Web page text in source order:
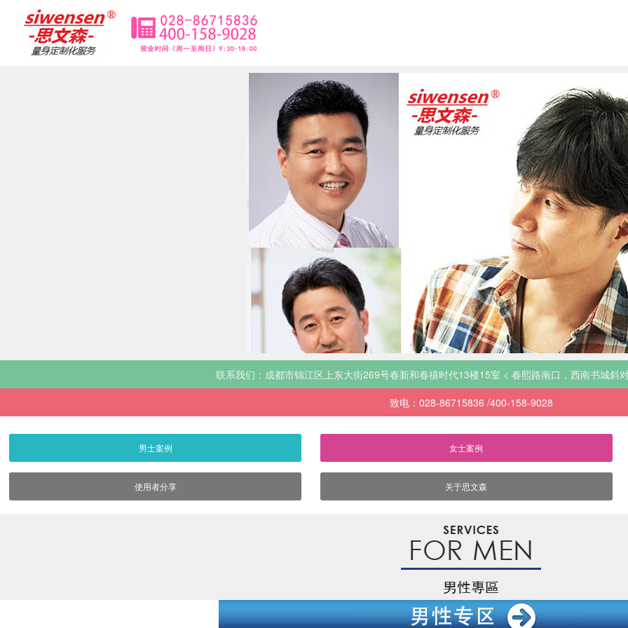
士
联系我们：成都市锦江区上东大街269号春新和春禧时代13楼15室 < 春熙路南口，西南书城斜
致电：028-86715836 /400-158-9028
男士案例 女士案例
使用者分享 关于思文森